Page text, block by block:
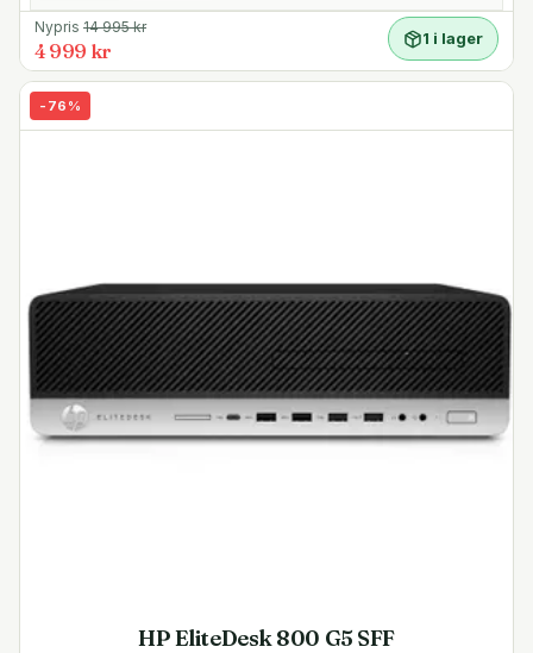
Nypris 14 995kr
4 999 kr
1 i lager
- 76 %
HP EliteDesk 800 G5 SFF